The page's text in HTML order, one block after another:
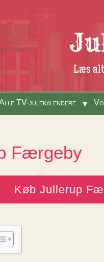
Læs
TV-julekalendere
Færgeby
Køb Jullerup